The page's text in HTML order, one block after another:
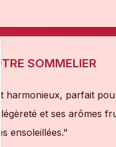
SOMMELIER
harmonieux, parfait
légèreté et ses arômes
ensoleillées."